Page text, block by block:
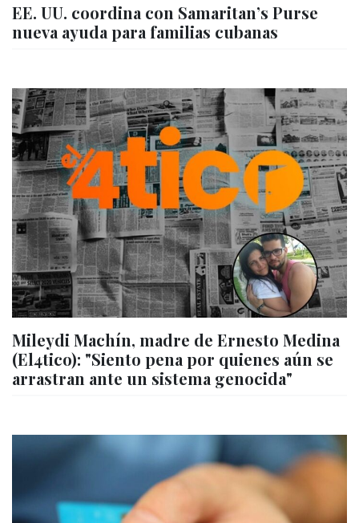
EE. UU. coordina con Samaritan’s Purse
nueva ayuda para familias cubanas
Mileydi Machín, madre de Ernesto Medina
(El4tico): "Siento pena por quienes aún se
arrastran ante un sistema genocida"